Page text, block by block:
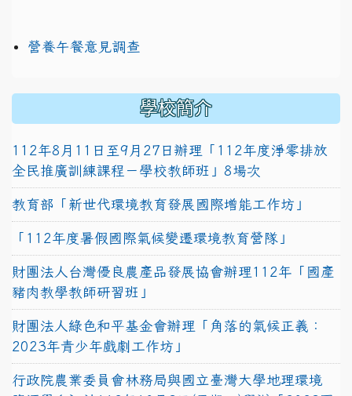
營養午餐意見調查
學校簡介
112年8月11日至9月27日辦理「112年度淨零排放
全民推廣訓練課程－學校教師班」8場次
教育部「新世代環境教育發展國際增能工作坊」
「112年度暑假國際氣候變遷環境教育營隊」
財團法人台灣優良農產品發展協會辦理112年「國產
豬肉教學教師研習班」
財團法人綠色和平基金會辦理「角落的氣候正義：
2023年青少年戲劇工作坊」
行政院農業委員會林務局與國立臺灣大學地理環境